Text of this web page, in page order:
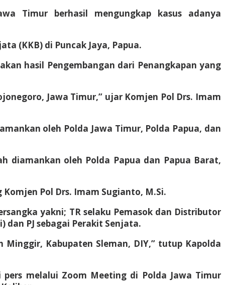
Timur berhasil mengungkap kasus adanya
(KKB) di Puncak Jaya, Papua.
hasil Pengembangan dari Penangkapan yang
Jawa Timur,” ujar Komjen Pol Drs. Imam
oleh Polda Jawa Timur, Polda Papua, dan
diamankan oleh Polda Papua dan Papua Barat,
Pol Drs. Imam Sugianto, M.Si.
yakni; TR selaku Pemasok dan Distributor
dan PJ sebagai Perakit Senjata.
Kabupaten Sleman, DIY,” tutup Kapolda
melalui Zoom Meeting di Polda Jawa Timur